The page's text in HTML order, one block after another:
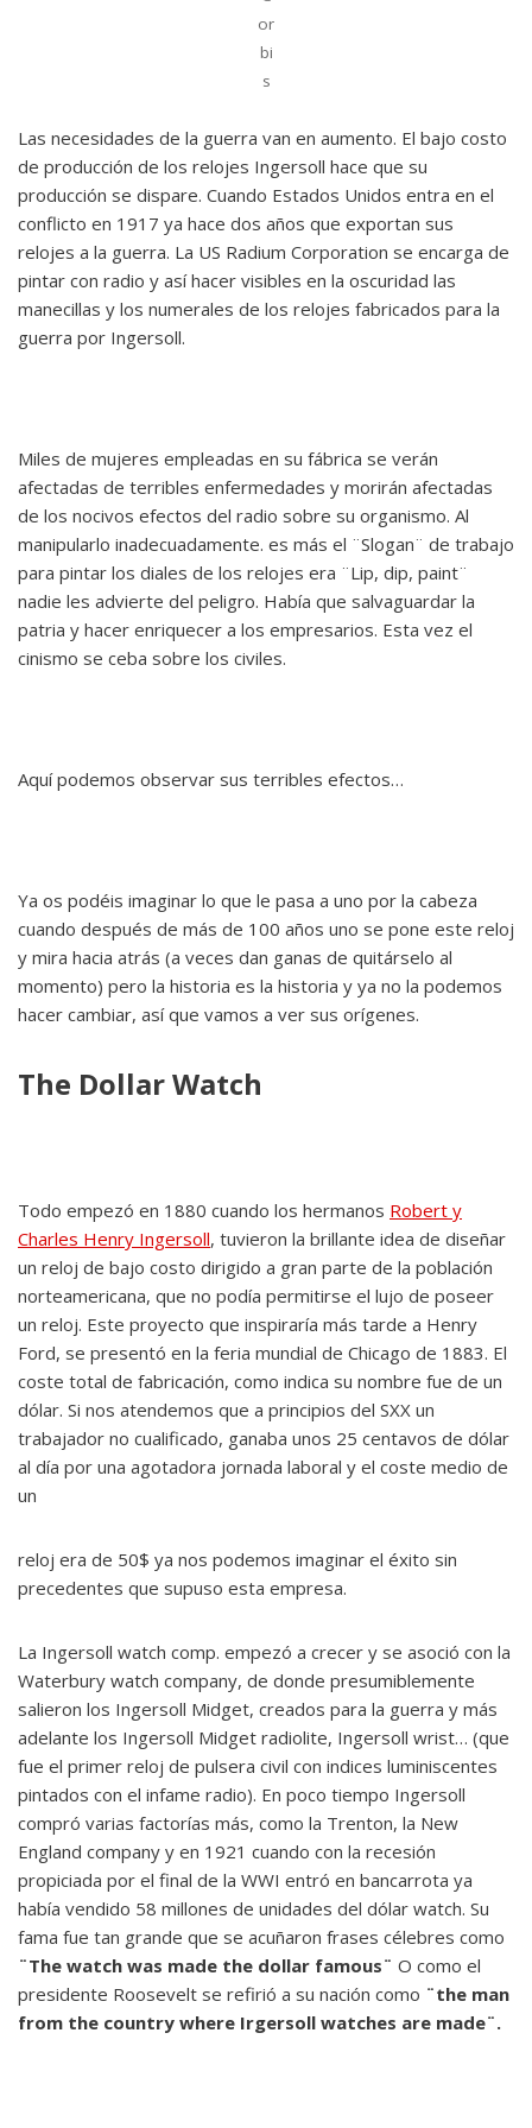
or
bi
s
Las necesidades de la guerra van en aumento. El bajo costo
de producción de los relojes Ingersoll hace que su
producción se dispare. Cuando Estados Unidos entra en el
conflicto en 1917 ya hace dos años que exportan sus
relojes a la guerra. La US Radium Corporation se encarga de
pintar con radio y así hacer visibles en la oscuridad las
manecillas y los numerales de los relojes fabricados para la
guerra por Ingersoll.
Miles de mujeres empleadas en su fábrica se verán
afectadas de terribles enfermedades y morirán afectadas
de los nocivos efectos del radio sobre su organismo. Al
manipularlo inadecuadamente. es más el ¨Slogan¨ de trabajo
para pintar los diales de los relojes era ¨Lip, dip, paint¨
nadie les advierte del peligro. Había que salvaguardar la
patria y hacer enriquecer a los empresarios. Esta vez el
cinismo se ceba sobre los civiles.
Aquí podemos observar sus terribles efectos…
Ya os podéis imaginar lo que le pasa a uno por la cabeza
cuando después de más de 100 años uno se pone este reloj
y mira hacia atrás (a veces dan ganas de quitárselo al
momento) pero la historia es la historia y ya no la podemos
hacer cambiar, así que vamos a ver sus orígenes.
The Dollar Watch
Todo empezó en 1880 cuando los hermanos Robert y
Charles Henry Ingersoll, tuvieron la brillante idea de diseñar
un reloj de bajo costo dirigido a gran parte de la población
norteamericana, que no podía permitirse el lujo de poseer
un reloj. Este proyecto que inspiraría más tarde a Henry
Ford, se presentó en la feria mundial de Chicago de 1883. El
coste total de fabricación, como indica su nombre fue de un
dólar. Si nos atendemos que a principios del SXX un
trabajador no cualificado, ganaba unos 25 centavos de dólar
al día por una agotadora jornada laboral y el coste medio de
un
reloj era de 50$ ya nos podemos imaginar el éxito sin
precedentes que supuso esta empresa.
La Ingersoll watch comp. empezó a crecer y se asoció con la
Waterbury watch company, de donde presumiblemente
salieron los Ingersoll Midget, creados para la guerra y más
adelante los Ingersoll Midget radiolite, Ingersoll wrist… (que
fue el primer reloj de pulsera civil con indices luminiscentes
pintados con el infame radio). En poco tiempo Ingersoll
compró varias factorías más, como la Trenton, la New
England company y en 1921 cuando con la recesión
propiciada por el final de la WWI entró en bancarrota ya
había vendido 58 millones de unidades del dólar watch. Su
fama fue tan grande que se acuñaron frases célebres como
¨The watch was made the dollar famous¨ O como el
presidente Roosevelt se refirió a su nación como ¨the man
from the country where Irgersoll watches are made¨.